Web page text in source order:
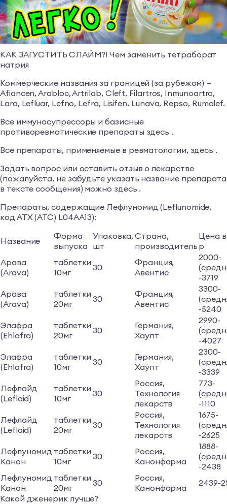
КАК ЗАГУСТИТЬ СЛАЙМ?! Чем заменить тетраборат
натрия
Коммерческие названия за границей (за рубежом) —
Afiancen, Arabloc, Artrilab, Cleft, Filartros, Inmunoartro,
Lara, Lefluar, Lefno, Lefra, Lisifen, Lunava, Repso, Rumalef.
Все иммуносупрессоры и базисные
противоревматические препараты здесь .
Все препараты, применяемые в ревматологии, здесь .
Задать вопрос или оставить отзыв о лекарстве
(пожалуйста, не забудьте указать название препарата
в тексте сообщения) можно здесь .
Препараты, содержащие Лефлуномид (Leflunomide,
код АТХ (ATC) L04AA13):
Название
Форма
выпуска
Упаковка,
шт
Страна,
производитель
Цена
р
Арава
(Arava)
таблетки
10мг
30
Франция,
Авентис
2000-
-3719
Арава
(Arava)
таблетки
20мг
30
Франция,
Авентис
3300-
-5240
Элафра
(Ehlafra)
таблетки
20мг
30
Германия,
Хаупт
2990-
-4027
Элафра
(Ehlafra)
таблетки
10мг
30
Германия,
Хаупт
2300-
-3339
Лефлайд
(Leflaid)
таблетки
10мг
30
Россия,
Технология
лекарств
773-
-1110
Лефлайд
(Leflaid)
таблетки
20мг
30
Россия,
Технология
лекарств
1675-
-2625
Лефлуномид
Канон
таблетки
10мг
30
Россия,
Канонфарма
1888-
-2438
Лефлуномид
Канон
таблетки
20мг
30
Россия,
Канонфарма
2439-
Какой дженерик лучше?